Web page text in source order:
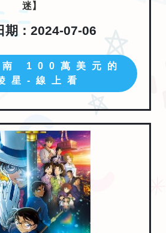
迷】
期：2024-07-06
南 100萬美元的
星-線上看